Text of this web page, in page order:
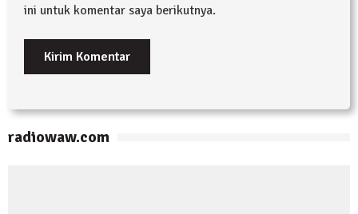
ini untuk komentar saya berikutnya.
radiowaw.com